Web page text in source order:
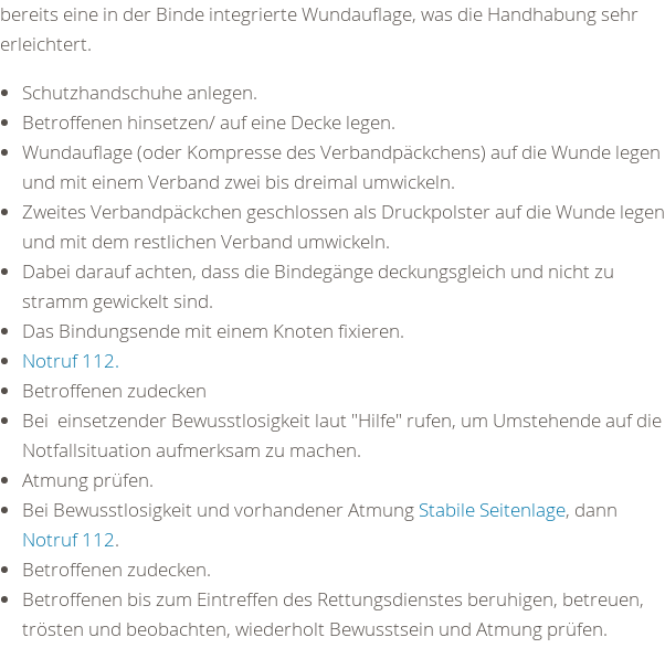
bereits eine in der Binde integrierte Wundauflage, was die Handhabung sehr
erleichtert.
Schutzhandschuhe anlegen.
Betroffenen hinsetzen/ auf eine Decke legen.
Wundauflage (oder Kompresse des Verbandpäckchens) auf die Wunde legen
und mit einem Verband zwei bis dreimal umwickeln.
Zweites Verbandpäckchen geschlossen als Druckpolster auf die Wunde legen
und mit dem restlichen Verband umwickeln.
Dabei darauf achten, dass die Bindegänge deckungsgleich und nicht zu
stramm gewickelt sind.
Das Bindungsende mit einem Knoten fixieren.
Notruf 112.
Betroffenen zudecken
Bei einsetzender Bewusstlosigkeit laut "Hilfe" rufen, um Umstehende auf die
Notfallsituation aufmerksam zu machen.
Atmung prüfen.
Bei Bewusstlosigkeit und vorhandener Atmung Stabile Seitenlage, dann
Notruf 112.
Betroffenen zudecken.
Betroffenen bis zum Eintreffen des Rettungsdienstes beruhigen, betreuen,
trösten und beobachten, wiederholt Bewusstsein und Atmung prüfen.